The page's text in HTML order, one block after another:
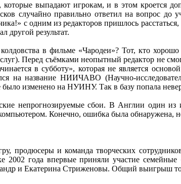
выпадают игрокам, и в этом кроется
случайно правильно ответил на вопрос до
с одним из редакторов пришлось
другой результат.
в фильме «Чародеи»? Тот, кто
Перед съёмками неопытный редактор не
в субботу», которая не является
на название НИИЧАВО (Научно-
было изменено на НУИНУ. Так в базу попала
непрогнозируемые сбои. В Англии один из
Конечно, ошибка была обнаружена,
продюсеры и команда творческих
года впервые приняли участие
и Екатерина Стриженовы. Общий выигрыш